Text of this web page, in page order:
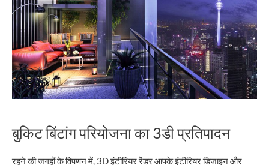
बुकिट बिंटांग परियोजना का 3डी प्रतिपादन
रहने की जगहों के विपणन में, 3D इंटीरियर रेंडर आपके इंटीरियर डिजाइन और